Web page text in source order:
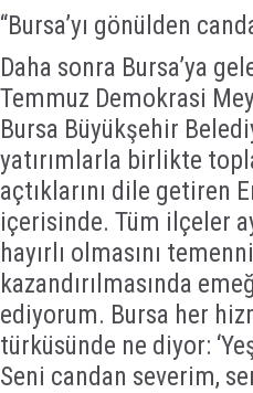
“Bursa’yı gönülden
Daha sonra Bursa’ya
Temmuz Demokrasi
Bursa Büyükşehir
yatırımlarla birlikte
açtıklarını dile getiren
içerisinde. Tüm ilçeler
hayırlı olmasını
kazandırılmasında
ediyorum. Bursa her
türküsünde ne diyor:
Seni candan severim,